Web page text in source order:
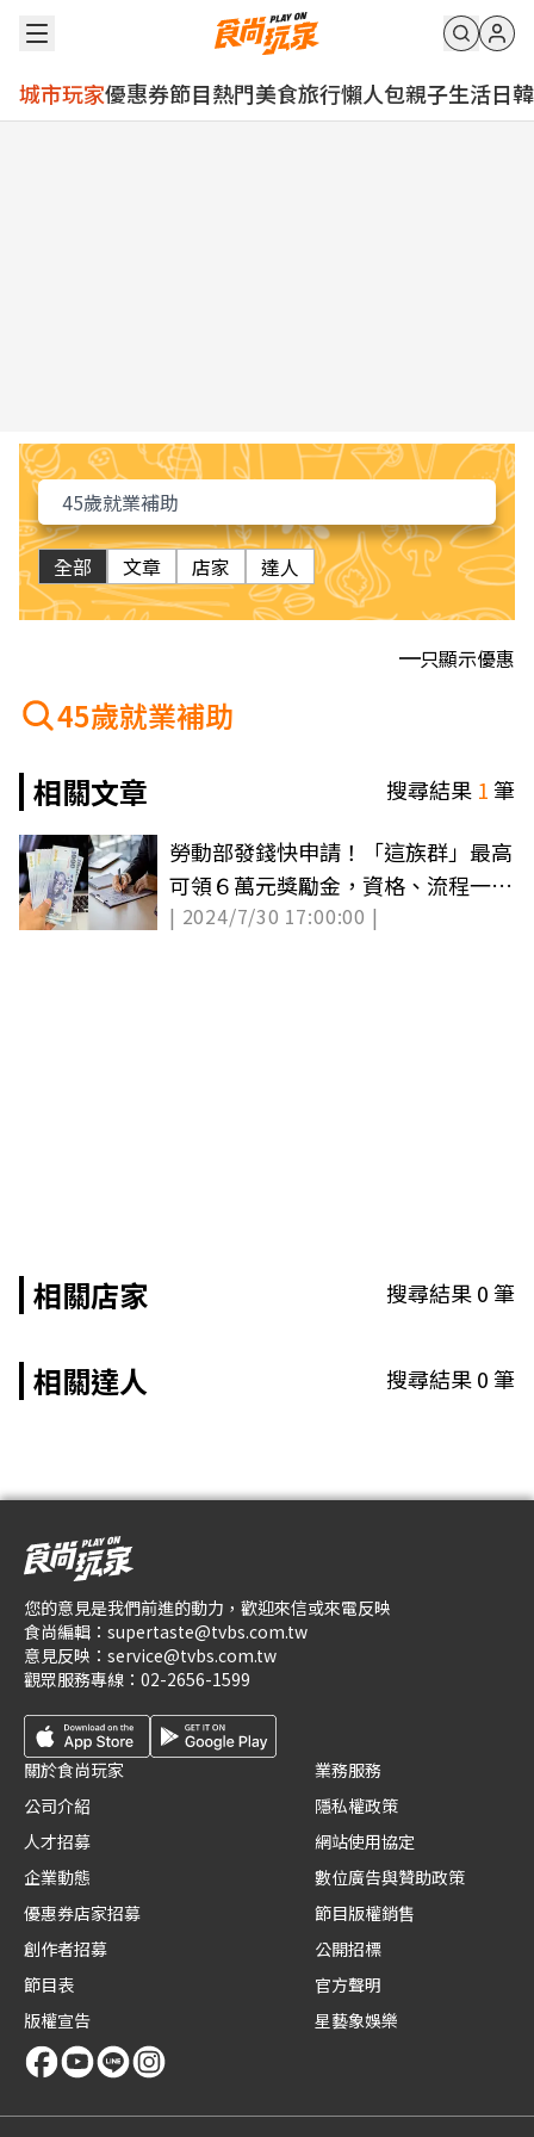
城市玩家優惠券節目熱門美食旅行懶人包親子生活日韓
全部 文章 店家 達人
只顯示優惠
45歲就業補助
相關文章
搜尋結果 1筆
勞動部發錢快申請！「這族群」最高
可領６萬元獎勵金，資格、流程一次
看
| 2024/7/30 17:00:00 |
相關店家 搜尋結果0筆
相關達人 搜尋結果0筆
您的意見是我們前進的動力，歡迎來信或來電反映
食尚編輯： supertaste@tvbs.com.tw
意見反映： service@tvbs.com.tw
觀眾服務專線： 02-2656-1599
關於食尚玩家
公司介紹
人才招募
企業動態
優惠券店家招募
創作者招募
節目表
版權宣告
業務服務
隱私權政策
網站使用協定
數位廣告與贊助政策
節目版權銷售
公開招標
官方聲明
星藝象娛樂